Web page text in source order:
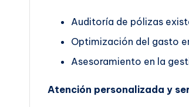
Auditoría de pólizas
Optimización del gasto
Asesoramiento en la
Atención personalizada y